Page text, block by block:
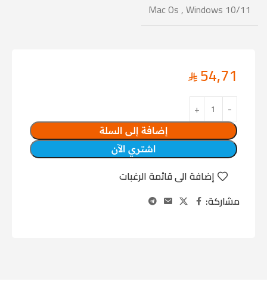
Mac Os,Windows 10/11
54,71
إضافة إلى السلة
اشتري الآن
إضافة الى قائمة الرغبات
مشاركة: